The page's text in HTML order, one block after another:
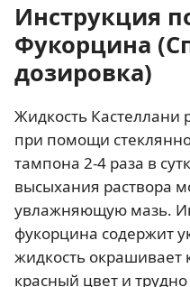
Инструкция
Фукорцина
дозировка)
Жидкость Кастеллани
при помощи
тампона 2-4 раза в
высыхания раствора
увлажняющую мазь.
фукорцина содержит
жидкость окрашивает
красный цвет и